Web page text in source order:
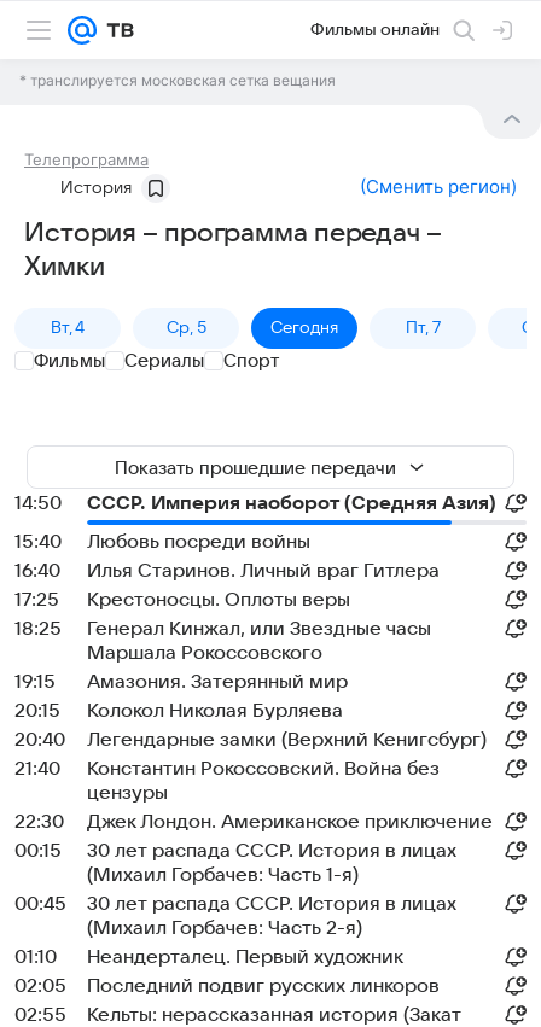
Фильмы онлайн
* транслируется московская сетка вещания
Телепрограмма
История (Сменить регион)
История – программа передач –
Химки
Вт, 4 Ср, 5 Сегодня Пт, 7
Фильмы Сериалы Спорт
Показать прошедшие передачи
14:50
СССР. Империя наоборот (Средняя Азия)
15:40
Любовь посреди войны
16:40
Илья Старинов. Личный враг Гитлера
17:25
Крестоносцы. Оплоты веры
18:25
Генерал Кинжал, или Звездные часы
Маршала Рокоссовского
19:15
Амазония. Затерянный мир
20:15
Колокол Николая Бурляева
20:40
Легендарные замки (Верхний Кенигсбург)
21:40
Константин Рокоссовский. Война без
цензуры
22:30
Джек Лондон. Американское приключение
00:15
30 лет распада СССР. История в лицах
(Михаил Горбачев: Часть 1-я)
00:45
30 лет распада СССР. История в лицах
(Михаил Горбачев: Часть 2-я)
01:10
Неандерталец. Первый художник
02:05
Последний подвиг русских линкоров
02:55
Кельты: нерассказанная история (Закат